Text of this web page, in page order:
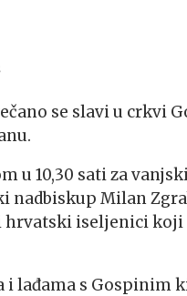
se slavi u crkvi
u 10,30 sati za
nadbiskup Milan
iseljenici
s Gospinim